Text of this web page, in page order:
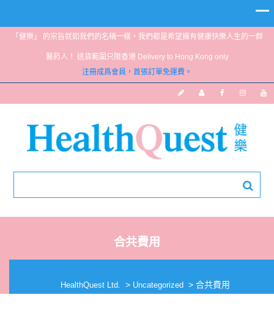
「健樂」 的宗旨就如我們的名稱一樣，我們都是希望擁有健康快樂人生的一群
醫葯人！ 送貨範圍只限香港 Delivery to Hong Kong only
注冊成爲會員，首張訂單免運費。
合共費用
HealthQuest Ltd. > Uncategorized > 合共費用